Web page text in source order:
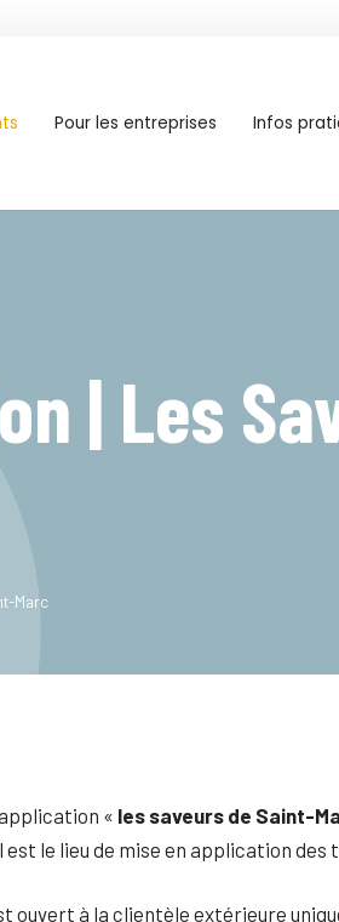
Pour les entreprises Infos
| Les
Marc
« les saveurs de Saint-
est le lieu de mise en application des
ouvert à la clientèle extérieure